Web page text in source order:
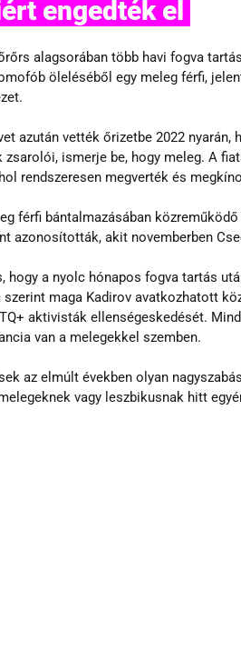
engedték el
alagsorában több havi fogva
öleléséből egy meleg férfi,
azután vették őrizetbe 2022
zsarolói, ismerje be, hogy meleg. A
rendszeresen megverték és
férfi bántalmazásában
azonosították, akit novemberben
hogy a nyolc hónapos fogva tartás
maga Kadirov avatkozhatott
aktivisták ellenségeskedését.
van a melegekkel szemben.
az elmúlt években olyan
vagy leszbikusnak hitt